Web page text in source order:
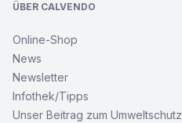
ÜBER CALVENDO
Online-Shop
News
Newsletter
Infothek/Tipps
Unser Beitrag zum Umweltschutz